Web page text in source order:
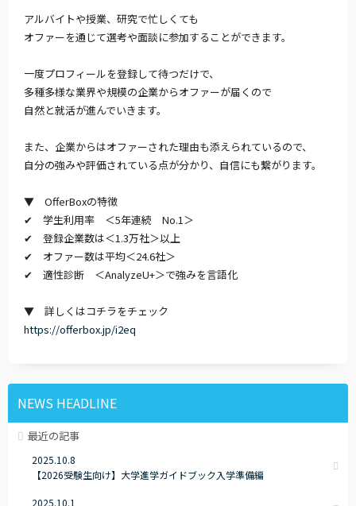
アルバイトや授業、研究で忙しくても
オファーを通じて選考や面談に参加することができます。
一度プロフィールを登録して待つだけで、
多種多様な業界や規模の企業からオファーが届くので
自然と就活が進んでいきます。
また、企業からはオファーされた理由も添えられているので、
自分の強みや評価されている点が分かり、自信にも繋がります。
▼ OfferBoxの特徴
✔︎ 学生利用率 ＜5年連続 No.1＞
✔︎ 登録企業数は＜1.3万社＞以上
✔︎ オファー数は平均＜24.6社＞
✔︎ 適性診断 ＜AnalyzeU+＞で強みを言語化
▼ 詳しくはコチラをチェック
https://offerbox.jp/i2eq
NEWS HEADLINE
最近の記事
2025.10.8
【2026受験生向け】大学進学ガイドブック入学準備編
2025.10.1